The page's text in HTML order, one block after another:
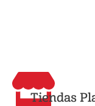
Tiendas